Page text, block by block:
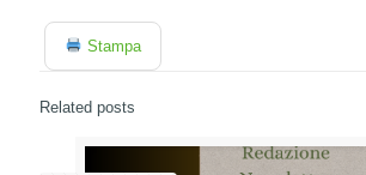
Stampa
Related posts